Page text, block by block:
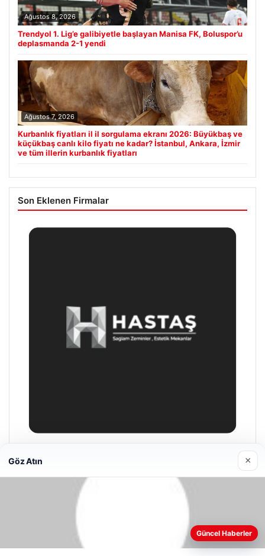
Ağustos 8, 2026
Trendyol 1. Lig’e galibiyetle başlayan Manisa FK, Boluspor’u
deplasmanda 2-1 yendi
Ağustos 7, 2026
Kurbanlık fiyatları il il sorgulama ekranı 2026: Büyükbaş ve
küçükbaş canlı kilo fiyatı ne kadar? İstanbul, Ankara, İzmir
ve tüm illerin kurbanlık fiyatları
Son Eklenen Firmalar
Prenses Night Club
deneyiminizi kişiselleştirmek ve geliştirmek amacıyla çerezler
Çerez Politikamız
Göz Atın ×
Güncel Haberler